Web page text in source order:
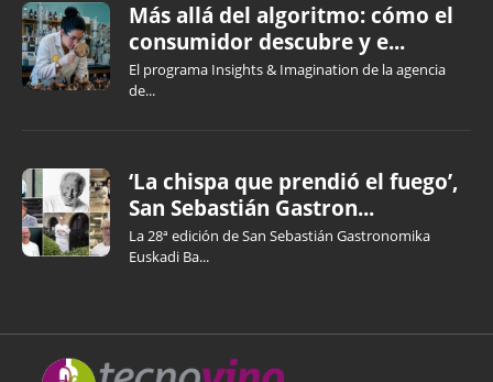
Más allá del algoritmo: cómo el
consumidor descubre y e...
El programa Insights & Imagination de la agencia
de...
‘La chispa que prendió el fuego’,
San Sebastián Gastron...
La 28ª edición de San Sebastián Gastronomika
Euskadi Ba...